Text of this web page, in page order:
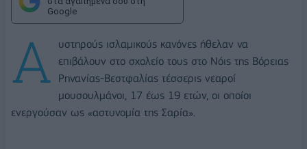
Google
Α
υστηρούς ισλαμικούς κανόνες ήθελαν να
επιβάλουν στο σχολείο τους στο Νόις της Βόρειας
Ρηνανίας-Βεστφαλίας τέσσερις νεαροί
μουσουλμάνοι, 17 έως 19 ετών, οι οποίοι
ενεργούσαν ως «αστυνομία της Σαρία».